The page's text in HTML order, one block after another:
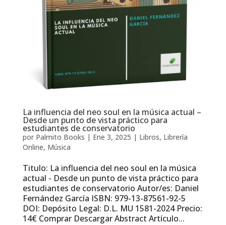
La influencia del neo soul en la música actual –
Desde un punto de vista práctico para
estudiantes de conservatorio
por Palmito Books | Ene 3, 2025 | Libros, Librería
Online, Música
Titulo: La influencia del neo soul en la música
actual - Desde un punto de vista práctico para
estudiantes de conservatorio Autor/es: Daniel
Fernández García ISBN: 979-13-87561-92-5
DOI: Depósito Legal: D.L. MU 1581-2024 Precio:
14€ Comprar Descargar Abstract Artículo...